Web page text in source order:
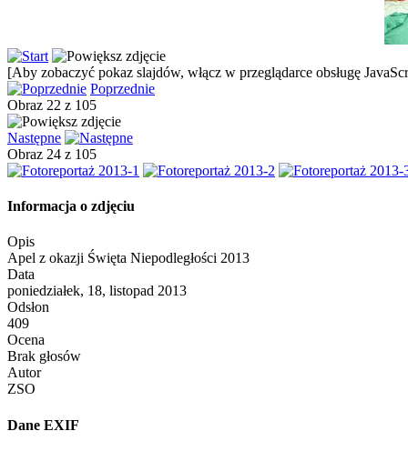
[Aby zobaczyć pokaz slajdów, włącz w przeglądarce obsługę
Poprzednie
Obraz 22 z 105
Następne
Obraz 24 z 105
Informacja o zdjęciu
Opis
Apel z okazji Święta Niepodległości 2013
Data
poniedziałek, 18, listopad 2013
Odsłon
409
Ocena
Brak głosów
Autor
ZSO
Dane EXIF